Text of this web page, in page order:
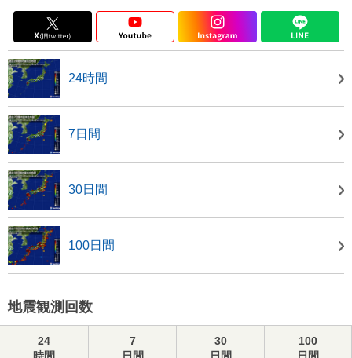
24時間
7日間
30日間
100日間
地震観測回数
24
7
30
100